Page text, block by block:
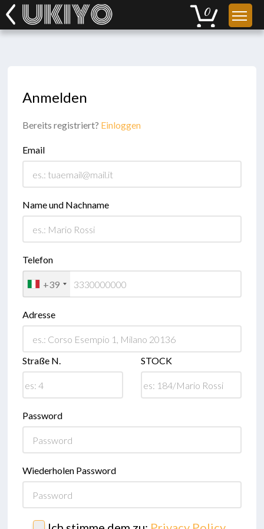
Anmelden
Bereits registriert? Einloggen
Email
Name und Nachname
Telefon
+39
Adresse
Straße N. STOCK
Password
Wiederholen Password